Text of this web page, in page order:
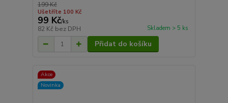
199 Kč
Ušetříte 100 Kč
99 Kč/ks
82 Kč bez DPH Skladem > 5 ks
Přidat do košíku
Akce
Novinka